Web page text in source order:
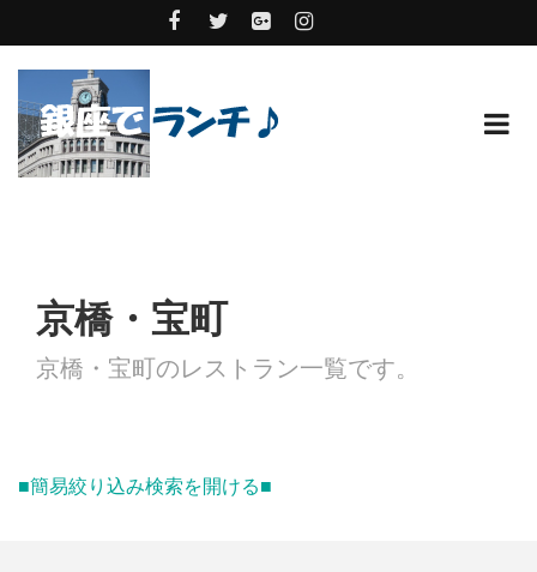
京橋・宝町
京橋・宝町のレストラン一覧です。
■簡易絞り込み検索を開ける■